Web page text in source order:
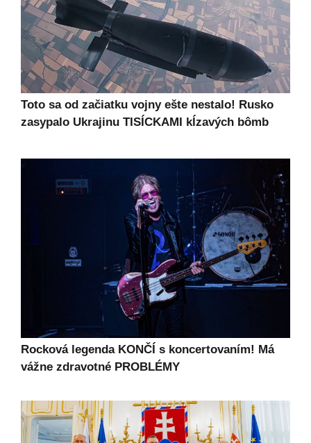
Toto sa od začiatku vojny ešte nestalo! Rusko
zasypalo Ukrajinu TISÍCKAMI kĺzavých bômb
Rocková legenda KONČÍ s koncertovaním! Má
vážne zdravotné PROBLÉMY